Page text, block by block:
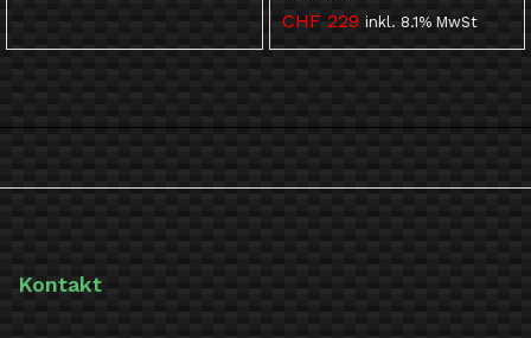
CHF229 inkl. 8.1% MwSt
Kontakt